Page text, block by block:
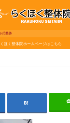
式整体
ほく整体院ホームページはこちら